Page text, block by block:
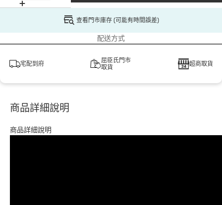
查看門市庫存 (可能有時間誤差)
配送方式
宅配到府
屈臣氏門市
取貨
超商取貨
商品詳細說明
商品詳細說明